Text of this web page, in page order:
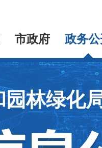
市政府 政务
园林绿化